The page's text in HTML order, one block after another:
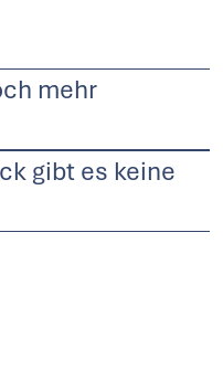
mehr
gibt es keine